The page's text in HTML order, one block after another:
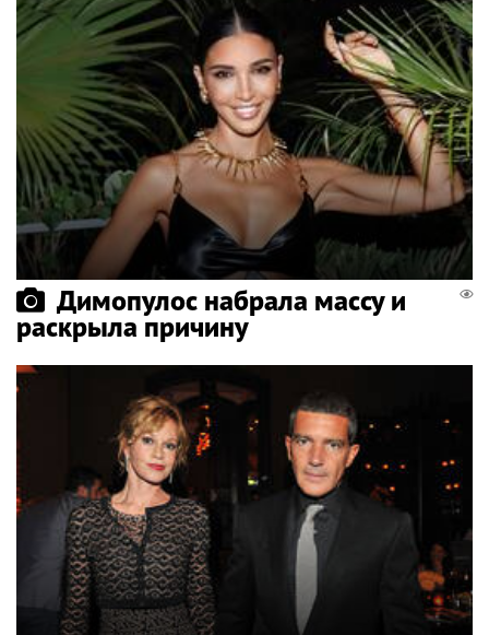
Димопулос набрала массу и
раскрыла причину